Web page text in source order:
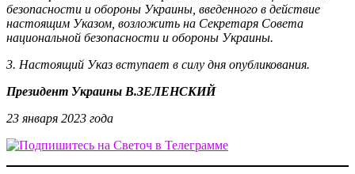
безопасности и обороны Украины, введенного в действие
настоящим Указом, возложить на Секретаря Совета
национальной безопасности и обороны Украины.
3. Настоящий Указ вступает в силу дня опубликования.
Президент Украины В.ЗЕЛЕНСКИЙ
23 января 2023 года